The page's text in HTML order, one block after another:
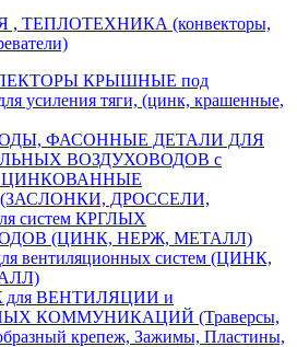
ТЕПЛОТЕХНИКА (конвекторы,
КРЫШНЫЕ под
усиления тяги, (цинк, крашенные,
ФАСОННЫЕ ДЕТАЛИ ДЛЯ
ВОЗДУХОВОДОВ с
ОЦИНКОВАННЫЕ
ДРОССЕЛИ,
систем КРГЛЫХ
(ЦИНК, НЕРЖ, МЕТАЛЛ)
вентиляционных систем (ЦИНК,
для ВЕНТИЛЯЦИИ и
КОММУНИКАЦИЙ (Траверсы,
крепеж, Зажимы, Пластины,